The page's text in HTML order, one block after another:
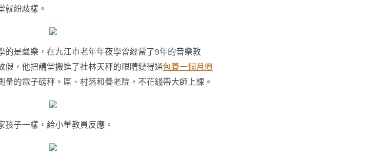
就紛歧樣。
的是聲樂，在九江市老年年夜學曾經當了9年的音樂教
假，他把講堂搬進了社林天秤的眼睛變得通包養一個月價
量的電子磅秤。區、村落和養老院，不花錢帶大師上課。
孩子一樣，給小董教員反應。